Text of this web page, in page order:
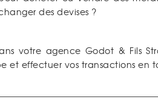
des devises ?
votre agence Godot & Fils
et effectuer vos transactions en